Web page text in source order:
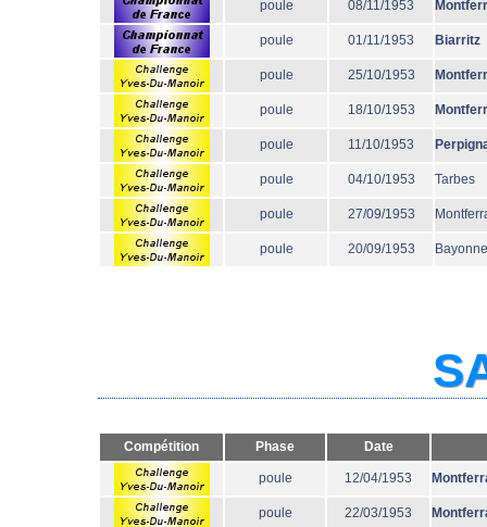
poule 08/11/1953
poule 01/11/1953 Biarritz
poule 25/10/1953
poule 18/10/1953
poule 11/10/1953
poule 04/10/1953 Tarbes
poule 27/09/1953
poule 20/09/1953 Bayonne
Compétition Phase Date
poule 12/04/1953
poule 22/03/1953